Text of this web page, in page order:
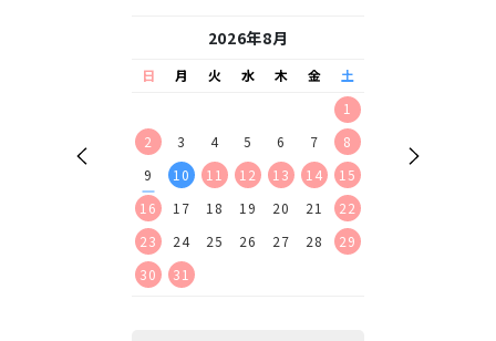
2026年8月
日 月 火 水 木 金
土
1
2
3 4 5 6 7
8
9
10 11 12 13 14
15
16
17 18 19 20 21
22
23
24 25 26 27 28
29
30
31